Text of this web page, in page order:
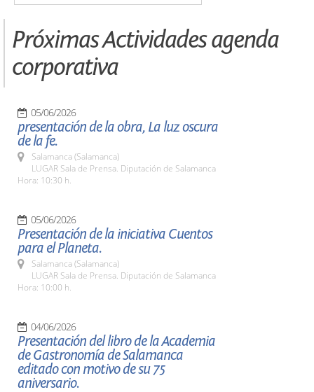
Próximas Actividades agenda
corporativa
05/06/2026
presentación de la obra, La luz oscura
de la fe.
Salamanca (Salamanca)
LUGAR Sala de Prensa. Diputación de Salamanca
Hora: 10:30 h.
05/06/2026
Presentación de la iniciativa Cuentos
para el Planeta.
Salamanca (Salamanca)
LUGAR Sala de Prensa. Diputación de Salamanca
Hora: 10:00 h.
04/06/2026
Presentación del libro de la Academia
de Gastronomía de Salamanca
editado con motivo de su 75
aniversario.